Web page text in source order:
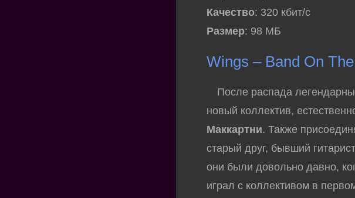
Качество: 320 кбит/с
Размер: 98 МБ
Wings – Band On
После распада
новый коллектив,
Маккартни. Также
старый друг, бывший
они были довольно давно,
играл с коллективом в